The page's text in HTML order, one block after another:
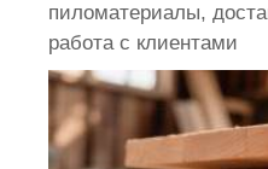
пиломатериалы,
работа с клиентами